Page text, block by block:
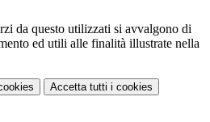
da questo utilizzati si avvalgono di
ed utili alle finalità illustrate nella
Accetta tutti i cookies